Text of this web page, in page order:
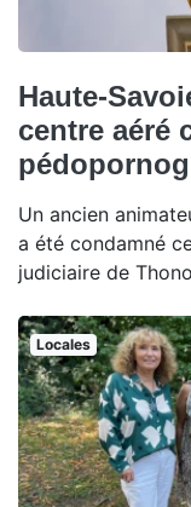
Haute-
centre aéré
Un ancien
a été condamné
judiciaire de
Locales